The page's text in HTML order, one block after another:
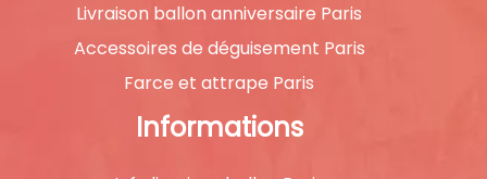
Livraison ballon anniversaire Paris
Accessoires de déguisement Paris
Farce et attrape Paris
Informations